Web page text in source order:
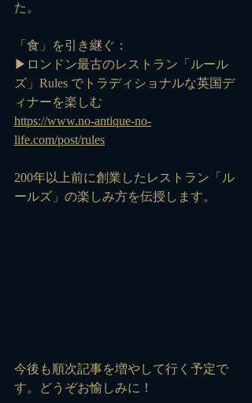
た。
「食」を引き継ぐ：
▶ロンドン最古のレストラン「ルール
ズ」Rules でトラディショナルな英国デ
ィナーを楽しむ
https://www.no-antique-no-
life.com/post/rules
200年以上前に創業したレストラン「ル
ールズ」の楽しみ方を伝授します。
今後も順次記事を増やして行く予定で
す。どうぞお愉しみに！